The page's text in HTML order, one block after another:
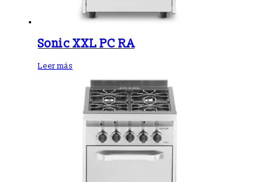
Sonic XXL PC RA
Leer más